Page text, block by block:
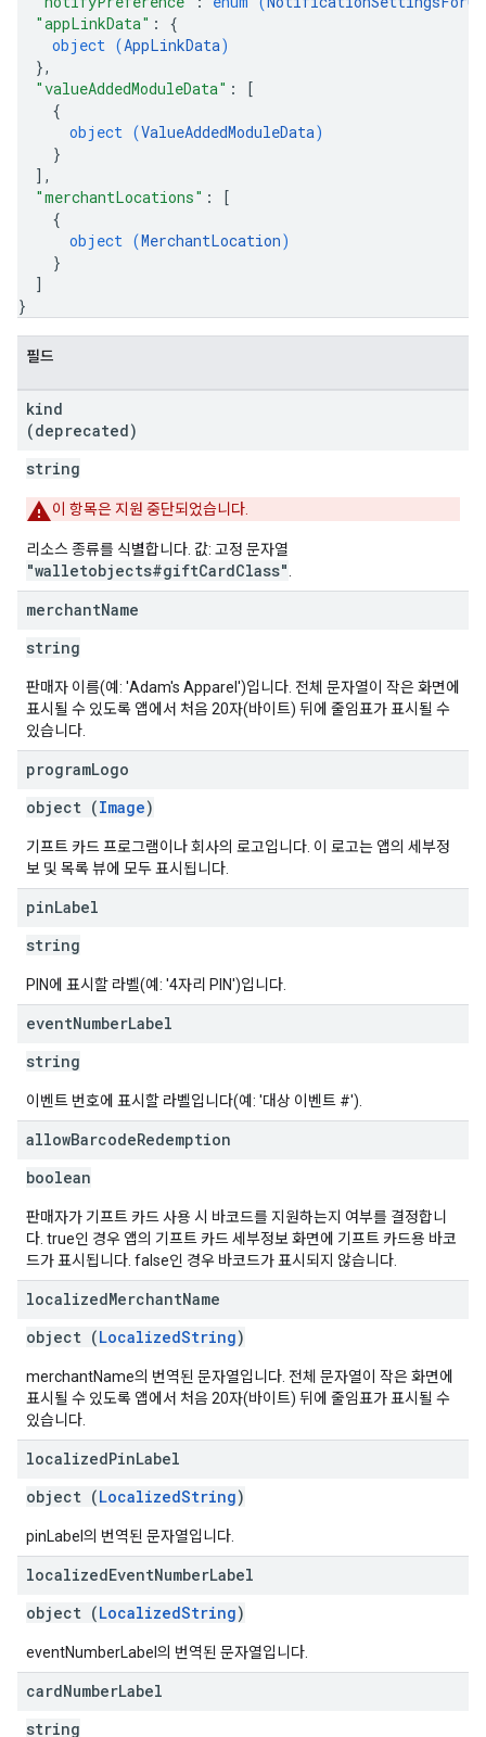
"appLinkData" : {
object (AppLinkData)
},
"valueAddedModuleData" :
[
{
object (ValueAddedModuleData)
}
] ,
"merchantLocations" :
[
{
object (MerchantLocation)
}
]
}
필드
kind
(deprecated)
string
이 항목은 지원 중단되었습니다.
리소스 종류를 식별합니다. 값: 고정 문자열
"walletobjects#giftCardClass"
merchantName
string
판매자 이름(예: 'Adam's Apparel')입니다. 전체 문자열이 작은 화면에
표시될 수 있도록 앱에서 처음 20자(바이트) 뒤에 줄임표가 표시될 수
있습니다.
programLogo
object (Image)
기프트 카드 프로그램이나 회사의 로고입니다. 이 로고는 앱의 세부정
보 및 목록 뷰에 모두 표시됩니다.
pinLabel
string
PIN에 표시할 라벨(예: '4자리 PIN')입니다.
eventNumberLabel
string
이벤트 번호에 표시할 라벨입니다(예: '대상 이벤트 #').
allowBarcodeRedemption
boolean
판매자가 기프트 카드 사용 시 바코드를 지원하는지 여부를 결정합니
다. true인 경우 앱의 기프트 카드 세부정보 화면에 기프트 카드용 바코
드가 표시됩니다. false인 경우 바코드가 표시되지 않습니다.
localizedMerchantName
object (LocalizedString)
merchantName의 번역된 문자열입니다. 전체 문자열이 작은 화면에
표시될 수 있도록 앱에서 처음 20자(바이트) 뒤에 줄임표가 표시될 수
있습니다.
localizedPinLabel
object (LocalizedString)
pinLabel의 번역된 문자열입니다.
localizedEventNumberLabel
object (LocalizedString)
eventNumberLabel의 번역된 문자열입니다.
cardNumberLabel
string